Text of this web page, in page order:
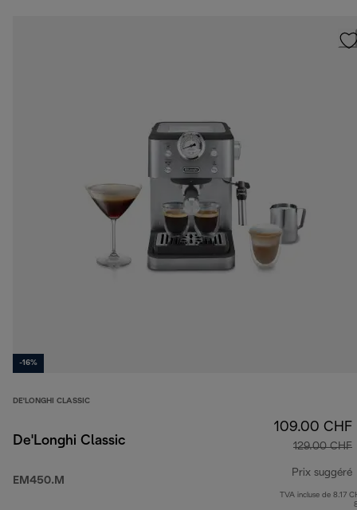
-16%
DE'LONGHI CLASSIC
De'Longhi Classic
EM450.M
109.00 CHF
129.00 CHF
Prix suggéré
TVA incluse de 8.17